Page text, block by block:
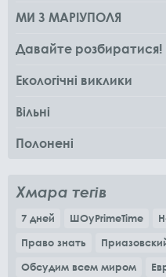
МИ З МАРІУПОЛЯ
Давайте розбиратися!
Екологічні виклики
Вільні
Полонені
Хмара тегів
7 дней ШОуPrimeTime
Право знать
Обсудим всем миром